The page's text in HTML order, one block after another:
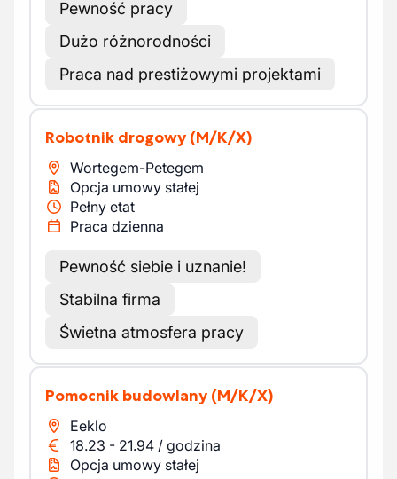
Pewność pracy
Dużo różnorodności
Praca nad prestiżowymi projektami
Robotnik drogowy (M/K/X)
Wortegem-Petegem
Opcja umowy stałej
Pełny etat
Praca dzienna
Pewność siebie i uznanie!
Stabilna firma
Świetna atmosfera pracy
Pomocnik budowlany (M/K/X)
Eeklo
18.23 - 21.94 / godzina
Opcja umowy stałej